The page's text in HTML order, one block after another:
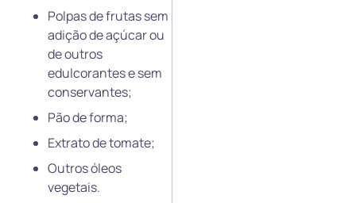
⁠Polpas de frutas sem
adição de açúcar ou
de outros
edulcorantes e sem
conservantes;
Pão de forma;
⁠Extrato de tomate;
⁠Outros óleos
vegetais.